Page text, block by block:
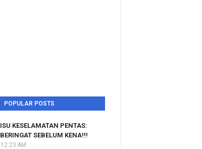
POPULAR POSTS
ISU KESELAMATAN PENTAS:
BERINGAT SEBELUM KENA!!!
12:23 AM